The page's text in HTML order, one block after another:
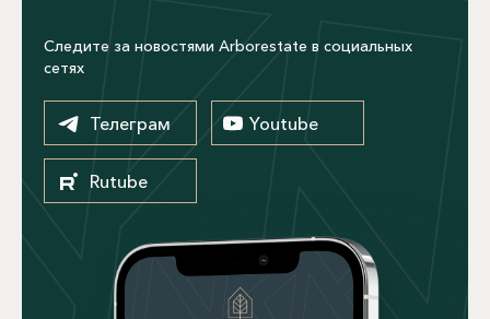
Следите за новостями Arborestate в социальных
сетях
Телеграм Youtube
Rutube